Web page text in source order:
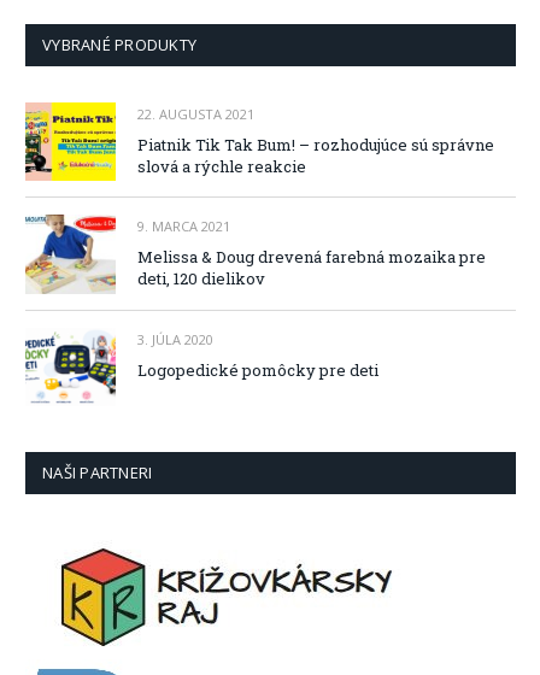
VYBRANÉ PRODUKTY
22. AUGUSTA 2021
Piatnik Tik Tak Bum! – rozhodujúce sú správne
slová a rýchle reakcie
9. MARCA 2021
Melissa & Doug drevená farebná mozaika pre
deti, 120 dielikov
3. JÚLA 2020
Logopedické pomôcky pre deti
NAŠI PARTNERI